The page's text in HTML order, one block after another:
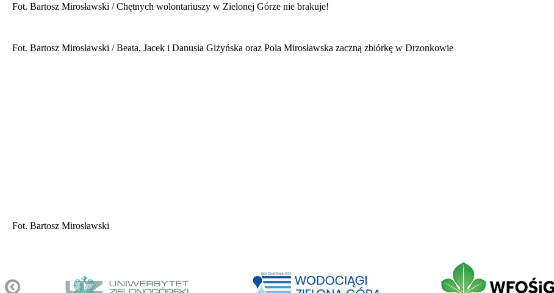
Fot. Bartosz Mirosławski / Chętnych wolontariuszy w Zielonej Górze nie brakuje!
Fot. Bartosz Mirosławski / Beata, Jacek i Danusia Giżyńska oraz Pola Mirosławska zaczną zbiórkę w Drzonkowie
Fot. Bartosz Mirosławski